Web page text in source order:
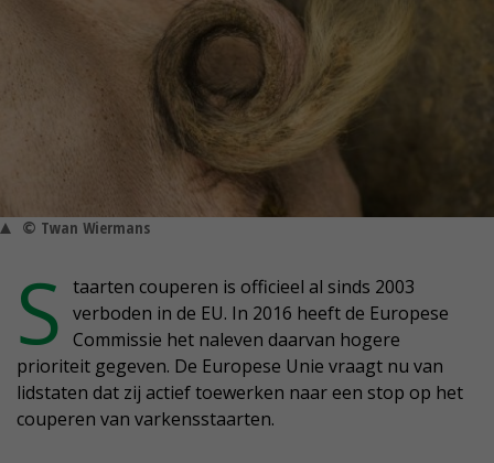
© Twan Wiermans
S taarten couperen is officieel al sinds 2003
verboden in de EU. In 2016 heeft de Europese
Commissie het naleven daarvan hogere
prioriteit gegeven. De Europese Unie vraagt nu van
lidstaten dat zij actief toewerken naar een stop op het
couperen van varkensstaarten.